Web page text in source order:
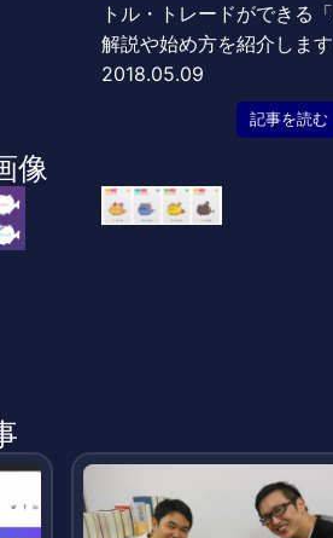
トル・トレードができる
解説や始め方を紹介します
2018.05.09
記事を読む
像